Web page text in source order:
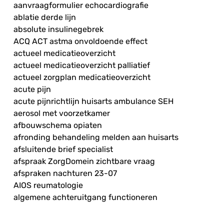
aanvraagformulier echocardiografie
ablatie derde lijn
absolute insulinegebrek
ACQ ACT astma onvoldoende effect
actueel medicatieoverzicht
actueel medicatieoverzicht palliatief
actueel zorgplan medicatieoverzicht
acute pijn
acute pijnrichtlijn huisarts ambulance SEH
aerosol met voorzetkamer
afbouwschema opiaten
afronding behandeling melden aan huisarts
afsluitende brief specialist
afspraak ZorgDomein zichtbare vraag
afspraken nachturen 23-07
AIOS reumatologie
algemene achteruitgang functioneren